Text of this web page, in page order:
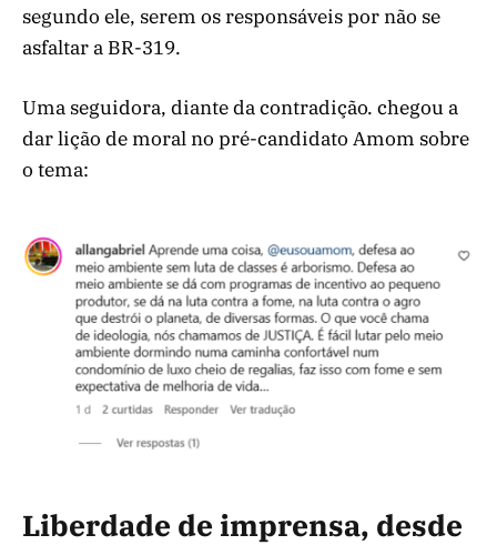
segundo ele, serem os responsáveis por não se
asfaltar a BR-319.
Uma seguidora, diante da contradição. chegou a
dar lição de moral no pré-candidato Amom sobre
o tema:
Liberdade de imprensa, desde